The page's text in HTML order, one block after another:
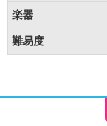
楽器
難易度